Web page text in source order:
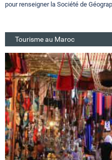
pour renseigner la Société de
Tourisme au Maroc